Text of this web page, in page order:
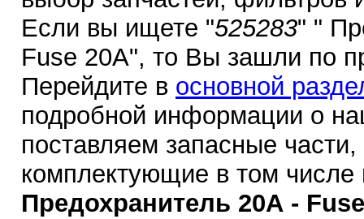
Если вы ищете "525283" "
Fuse 20А", то Вы зашли по
Перейдите в основной
подробной информации о
поставляем запасные
комплектующие в том
Предохранитель 20А -